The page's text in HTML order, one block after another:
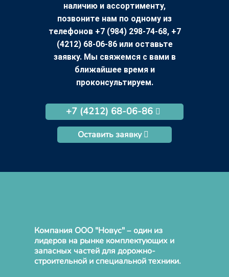
наличию и ассортименту,
позвоните нам по одному из
телефонов +7 (984) 298-74-68, +7
(4212) 68-06-86 или оставьте
заявку. Мы свяжемся с вами в
ближайшее время и
проконсультируем.
+7 (4212) 68-06-86
Оставить заявку
Компания ООО "Новус" – один из
лидеров на рынке комплектующих и
запасных частей для дорожно-
строительной и специальной техники.